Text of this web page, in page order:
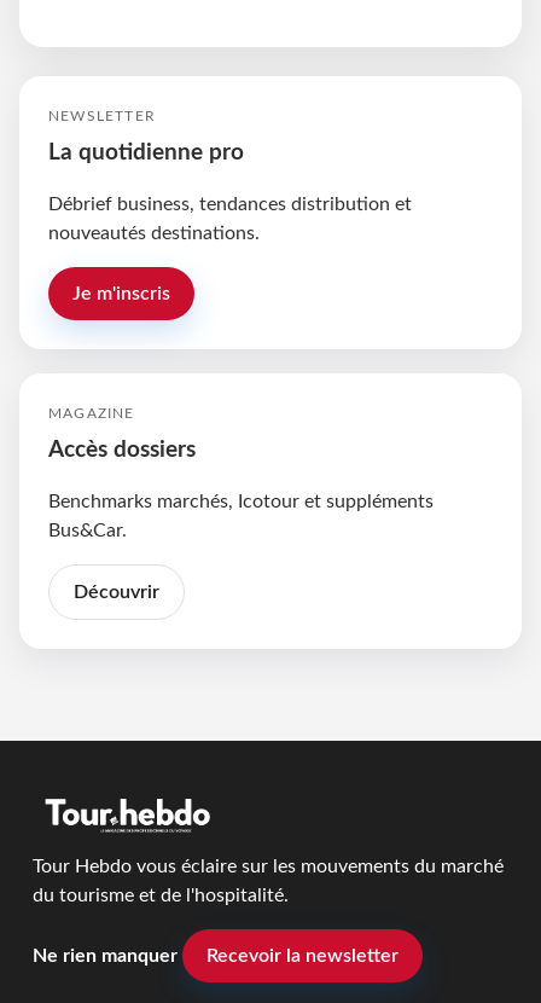
NEWSLETTER
La quotidienne pro
Débrief business, tendances distribution et
nouveautés destinations.
Je m'inscris
MAGAZINE
Accès dossiers
Benchmarks marchés, Icotour et suppléments
Bus&Car.
Découvrir
Tour Hebdo vous éclaire sur les mouvements du marché
du tourisme et de l'hospitalité.
Ne rien manquer Recevoir la newsletter